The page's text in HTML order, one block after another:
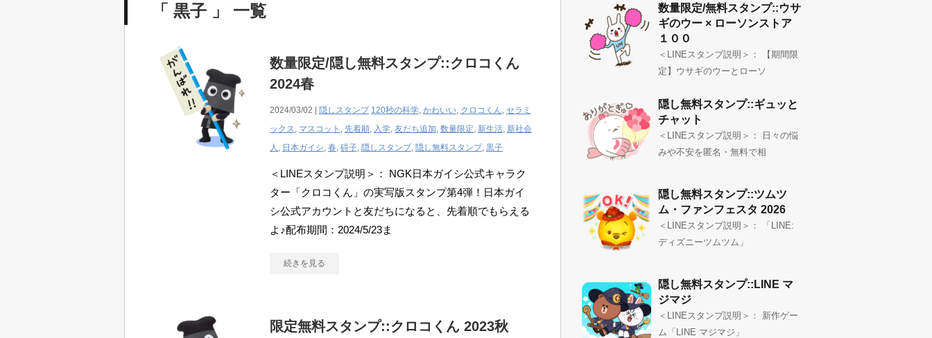
「 黒子 」 一覧
数量限定/隠し無料スタンプ::クロコくん
2024春
2024/03/02 | 隠しスタンプ 120秒の科学, かわいい, クロコくん, セラミ
ックス, マスコット , 先着順, 入学, 友だち追加, 数量限定, 新生活, 新社会
人 , 日本ガイシ, 春, 碍子, 隠しスタンプ, 隠し無料スタンプ, 黒子
＜LINEスタンプ説明＞： NGK日本ガイシ公式キャラク
ター「クロコくん」の実写版スタンプ第4弾！日本ガイ
シ公式アカウントと友だちになると、先着順でもらえる
よ♪配布期間：2024/5/23ま
続きを見る
限定無料スタンプ::クロコくん 2023秋
数量限定/無料スタンプ::ウサ
ギのウー × ローソンストア
１００
＜LINEスタンプ説明＞： 【期間限
定】ウサギのウーとローソ
隠し無料スタンプ::ギュッと
チャット
＜LINEスタンプ説明＞： 日々の悩
みや不安を匿名・無料で相
隠し無料スタンプ::ツムツ
ム・ファンフェスタ 2026
＜LINEスタンプ説明＞： 「LINE:
ディズニーツムツム」
隠し無料スタンプ::LINE マ
ジマジ
＜LINEスタンプ説明＞： 新作ゲー
ム「LINE マジマジ」